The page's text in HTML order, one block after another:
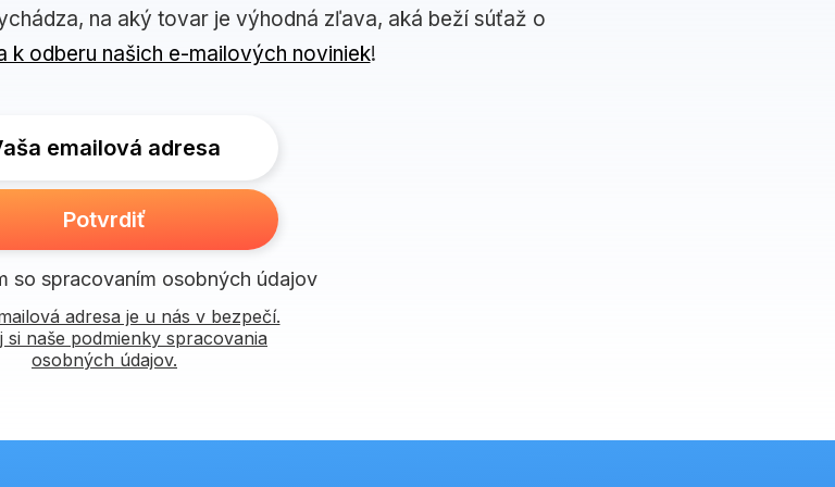
na aký tovar je výhodná zľava, aká beží súťaž o
k odberu našich e-mailových noviniek!
emailová adresa
Potvrdiť
so spracovaním osobných údajov
adresa je u nás v bezpečí.
si naše podmienky spracovania
osobných údajov.